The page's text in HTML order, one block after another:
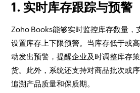
1. 实时库存跟踪与预警
Zoho Books能够实时监控库存数量，
设置库存上下限预警。当库存低于或
动发出预警，提醒企业及时调整库存
货。此外，系统还支持对商品批次或
追溯产品质量和保质期。